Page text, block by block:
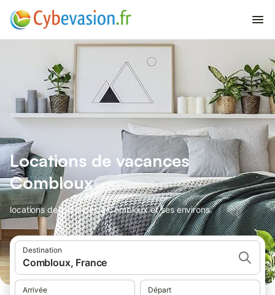
Locations de vacances
Combloux
locations de vacances à Combloux et ses environs.
Destination
Combloux, France
Arrivée Départ